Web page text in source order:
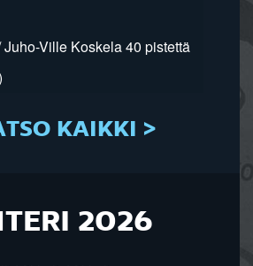
Ville Koskela 40 pistettä
KAIKKI >
2026